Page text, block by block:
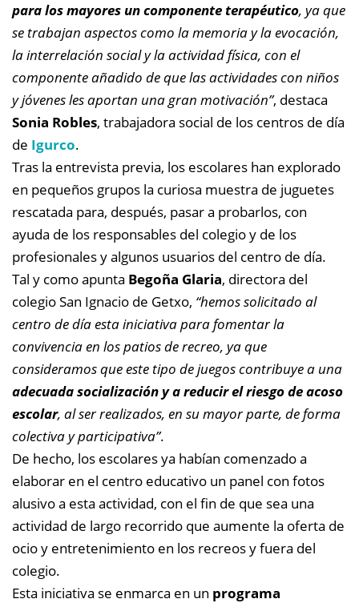
para los mayores un componente terapéutico, ya que
se trabajan aspectos como la memoria y la evocación,
la interrelación social y la actividad física, con el
componente añadido de que las actividades con niños
y jóvenes les aportan una gran motivación”, destaca
Sonia Robles, trabajadora social de los centros de día
de Igurco.
Tras la entrevista previa, los escolares han explorado
en pequeños grupos la curiosa muestra de juguetes
rescatada para, después, pasar a probarlos, con
ayuda de los responsables del colegio y de los
profesionales y algunos usuarios del centro de día.
Tal y como apunta Begoña Glaria, directora del
colegio San Ignacio de Getxo, “hemos solicitado al
centro de día esta iniciativa para fomentar la
convivencia en los patios de recreo, ya que
consideramos que este tipo de juegos contribuye a una
adecuada socialización y a reducir el riesgo de acoso
escolar, al ser realizados, en su mayor parte, de forma
colectiva y participativa”.
De hecho, los escolares ya habían comenzado a
elaborar en el centro educativo un panel con fotos
alusivo a esta actividad, con el fin de que sea una
actividad de largo recorrido que aumente la oferta de
ocio y entretenimiento en los recreos y fuera del
colegio.
Esta iniciativa se enmarca en un programa